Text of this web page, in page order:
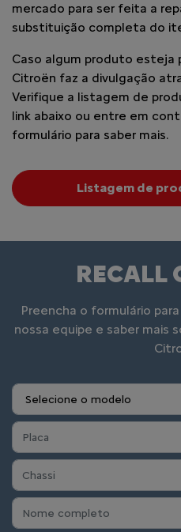
mercado para ser feita a
substituição completa do
Caso algum produto esteja
Citroën faz a divulgação
Verifique a listagem de
link abaixo ou entre em
formulário para saber mais.
Listagem de
RECALL
Preencha o formulário
nossa equipe e saber mais